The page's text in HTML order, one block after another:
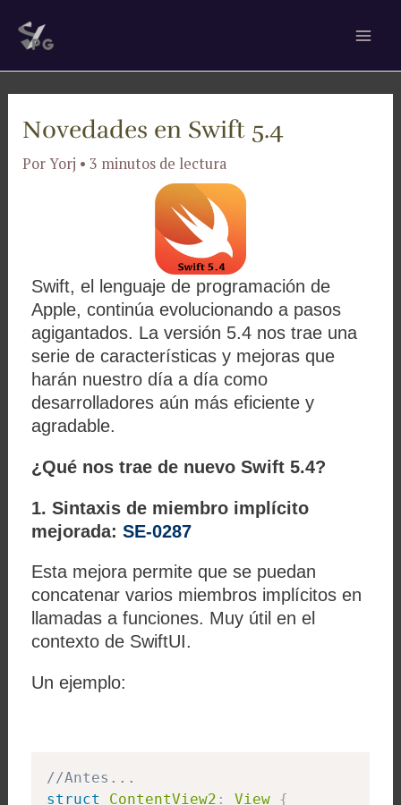
Novedades en Swift 5.4
PorYorj •3 minutos de lectura
Swift, el lenguaje de programación de
Apple, continúa evolucionando a pasos
agigantados. La versión 5.4 nos trae una
serie de características y mejoras que
harán nuestro día a día como
desarrolladores aún más eficiente y
agradable.
¿Qué nos trae de nuevo Swift 5.4?
1. Sintaxis de miembro implícito
mejorada: SE-0287
Esta mejora permite que se puedan
concatenar varios miembros implícitos en
llamadas a funciones. Muy útil en el
contexto de SwiftUI.
Un ejemplo:
//Antes...
struct
ContentView2 : View {
de